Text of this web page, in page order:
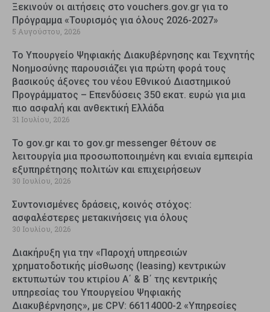
Ξεκινούν οι αιτήσεις στο vouchers.gov.gr για το
Πρόγραμμα «Τουρισμός για όλους 2026-2027»
5 Αυγούστου, 2026
Το Υπουργείο Ψηφιακής Διακυβέρνησης και Τεχνητής
Νοημοσύνης παρουσιάζει για πρώτη φορά τους
βασικούς άξονες του νέου Εθνικού Διαστημικού
Προγράμματος – Επενδύσεις 350 εκατ. ευρώ για μια
πιο ασφαλή και ανθεκτική Ελλάδα
31 Ιουλίου, 2026
Το gov.gr και το gov.gr messenger θέτουν σε
λειτουργία μια προσωποποιημένη και ενιαία εμπειρία
εξυπηρέτησης πολιτών και επιχειρήσεων
30 Ιουλίου, 2026
Συντονισμένες δράσεις, κοινός στόχος:
ασφαλέστερες μετακινήσεις για όλους
30 Ιουλίου, 2026
Διακήρυξη για την «Παροχή υπηρεσιών
χρηματοδοτικής μίσθωσης (leasing) κεντρικών
εκτυπωτών του κτιρίου Α΄ & Β΄ της κεντρικής
υπηρεσίας του Υπουργείου Ψηφιακής
Διακυβέρνησης», με CPV: 66114000-2 «Υπηρεσίες